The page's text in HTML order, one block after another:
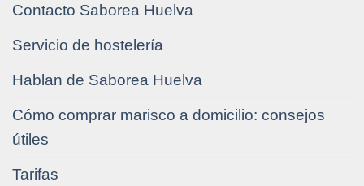
Contacto Saborea Huelva
Servicio de hostelería
Hablan de Saborea Huelva
Cómo comprar marisco a domicilio: consejos
útiles
Tarifas